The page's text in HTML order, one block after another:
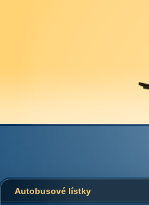
Autobusové lístky